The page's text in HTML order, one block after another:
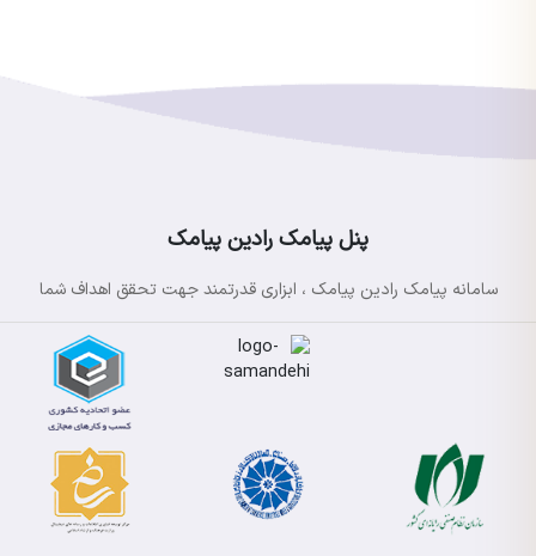
پنل پیامک رادین پیامک
سامانه پیامک رادین پیامک ، ابزاری قدرتمند جهت تحقق اهداف شما